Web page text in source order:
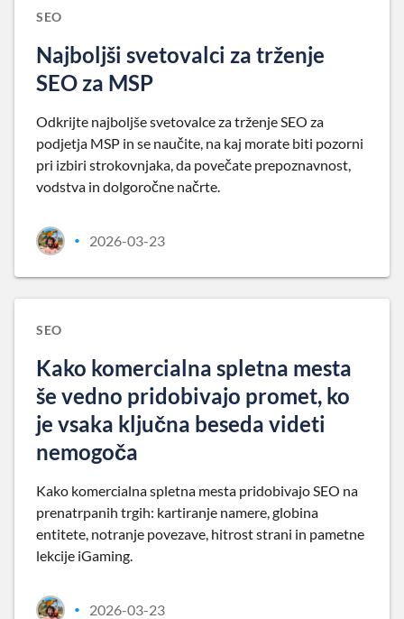
SEO
Najboljši svetovalci za trženje
SEO za MSP
Odkrijte najboljše svetovalce za trženje SEO za
podjetja MSP in se naučite, na kaj morate biti pozorni
pri izbiri strokovnjaka, da povečate prepoznavnost,
vodstva in dolgoročne načrte.
• 2026-03-23
SEO
Kako komercialna spletna mesta
še vedno pridobivajo promet, ko
je vsaka ključna beseda videti
nemogoča
Kako komercialna spletna mesta pridobivajo SEO na
prenatrpanih trgih: kartiranje namere, globina
entitete, notranje povezave, hitrost strani in pametne
lekcije iGaming.
• 2026-03-23